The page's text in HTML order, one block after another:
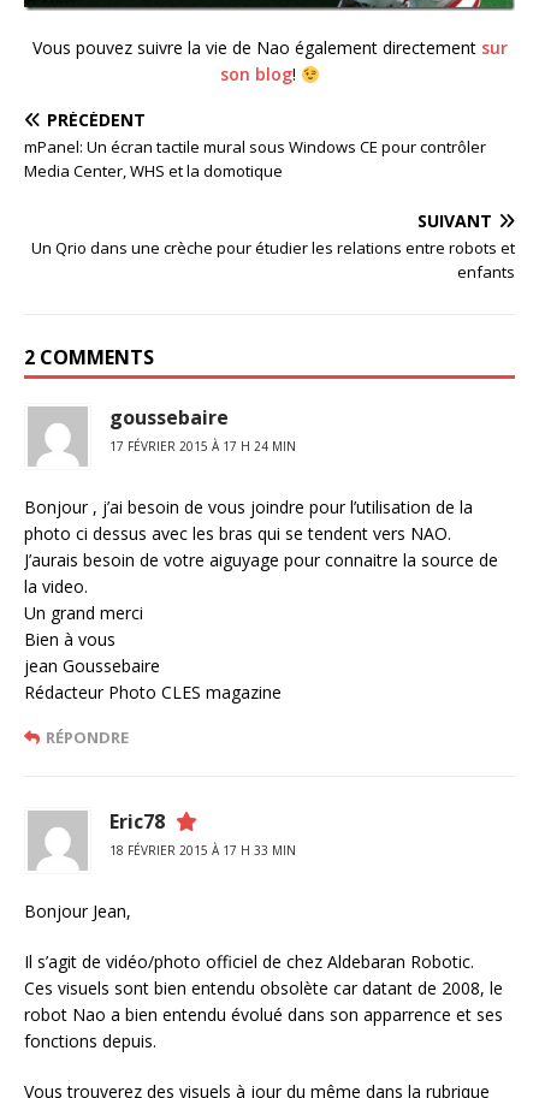
Vous pouvez suivre la vie de Nao également directement sur
son blog!
PRÉCÉDENT
mPanel: Un écran tactile mural sous Windows CE pour contrôler
Media Center, WHS et la domotique
SUIVANT
Un Qrio dans une crèche pour étudier les relations entre robots et
enfants
2 COMMENTS
goussebaire
17 FÉVRIER 2015 À 17 H 24 MIN
Bonjour , j’ai besoin de vous joindre pour l’utilisation de la
photo ci dessus avec les bras qui se tendent vers NAO.
J’aurais besoin de votre aiguyage pour connaitre la source de
la video.
Un grand merci
Bien à vous
jean Goussebaire
Rédacteur Photo CLES magazine
RÉPONDRE
Eric78
18 FÉVRIER 2015 À 17 H 33 MIN
Bonjour Jean,
Il s’agit de vidéo/photo officiel de chez Aldebaran Robotic.
Ces visuels sont bien entendu obsolète car datant de 2008, le
robot Nao a bien entendu évolué dans son apparrence et ses
fonctions depuis.
Vous trouverez des visuels à jour du même dans la rubrique